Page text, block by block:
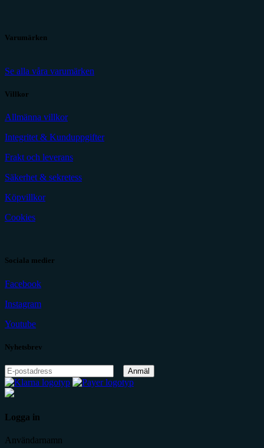
Varumärken
Se alla våra varumärken
Villkor
Allmänna villkor
Integritet & Kunduppgifter
Frakt och leverans
Säkerhet & sekretess
Köpvillkor
Cookies
Sociala medier
Facebook
Instagram
Youtube
Nyhetsbrev
Anmäl
Logga in
Användarnamn